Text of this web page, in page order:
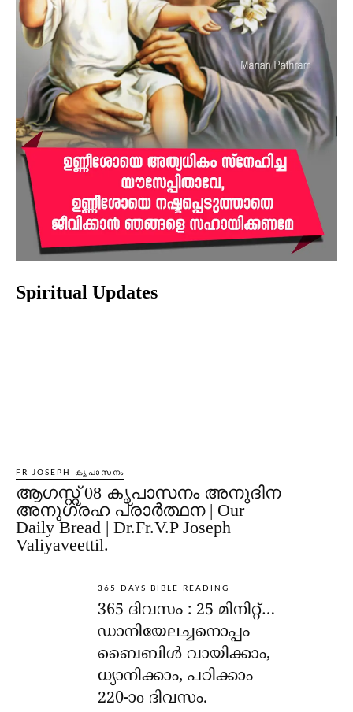
Spiritual Updates
FR JOSEPH കൃപാസനം
ആഗസ്റ്റ് 08 കൃപാസനം അനുദിന
അനുഗ്രഹ പ്രാർത്ഥന | Our
Daily Bread | Dr.Fr.V.P Joseph
Valiyaveettil.
365 DAYS BIBLE READING
365 ദിവസം : 25 മിനിറ്റ്…
ഡാനിയേലച്ചനൊപ്പം
ബൈബിൾ വായിക്കാം,
ധ്യാനിക്കാം, പഠിക്കാം
220-ാo ദിവസം.